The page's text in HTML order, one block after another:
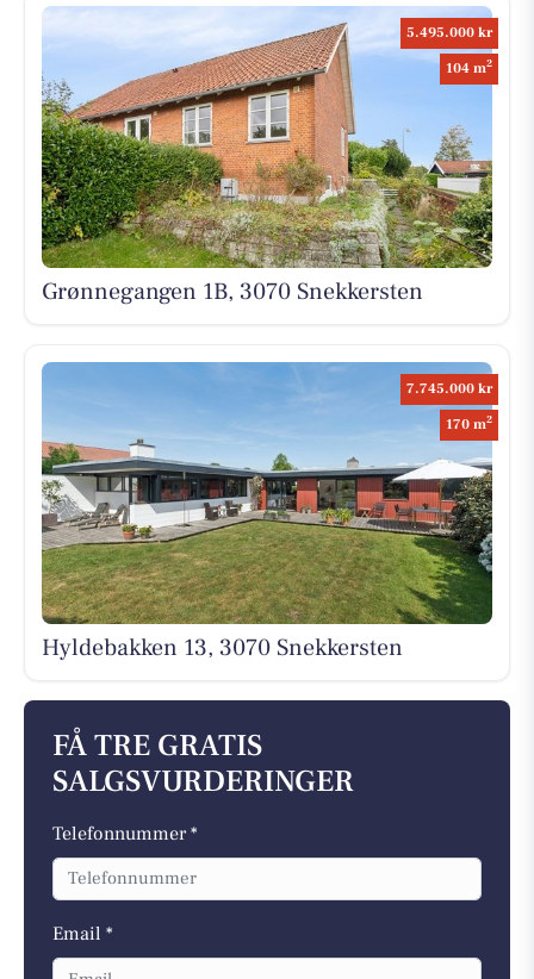
5.495.000 kr
104 m2
Grønnegangen 1B, 3070 Snekkersten
7.745.000 kr
170 m2
Hyldebakken 13, 3070 Snekkersten
FÅ TRE GRATIS
SALGSVURDERINGER
Telefonnummer *
Email *